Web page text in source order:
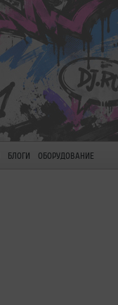
БЛОГИ ОБОРУДОВАНИЕ